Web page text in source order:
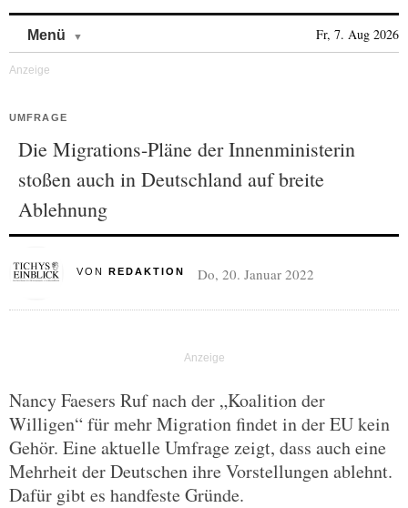
Menü Fr, 7. Aug 2026
UMFRAGE
Die Migrations-Pläne der Innenministerin
stoßen auch in Deutschland auf breite
Ablehnung
VON REDAKTION Do, 20. Januar 2022
Nancy Faesers Ruf nach der „Koalition der
Willigen“ für mehr Migration findet in der EU kein
Gehör. Eine aktuelle Umfrage zeigt, dass auch eine
Mehrheit der Deutschen ihre Vorstellungen ablehnt.
Dafür gibt es handfeste Gründe.